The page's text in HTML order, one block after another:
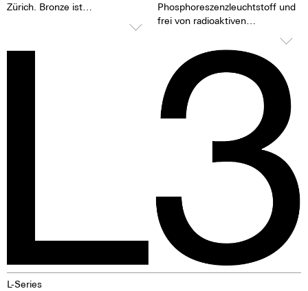
4 Hz, 25 Steine
Zürich. Bronze ist
10% schwerer als Edelstahl.
Diese Färbungen lassen sich im
entfernen.
Phosphoreszenzleuchtstoff und
frei von radioaktiven
hundert mal heller als andere
inaktive Leuchtpigmente. Wenn
die Leuchtpigmente durch
Tages- oder Kunstlicht angeregt
wurden, geben sie im Dunkeln
die aufgenommene Lichtenergie
über mehrere Stunden wieder
ab. Das verleiht der Uhr eine
extrem gute Lesbarkeit auch im
L-Series